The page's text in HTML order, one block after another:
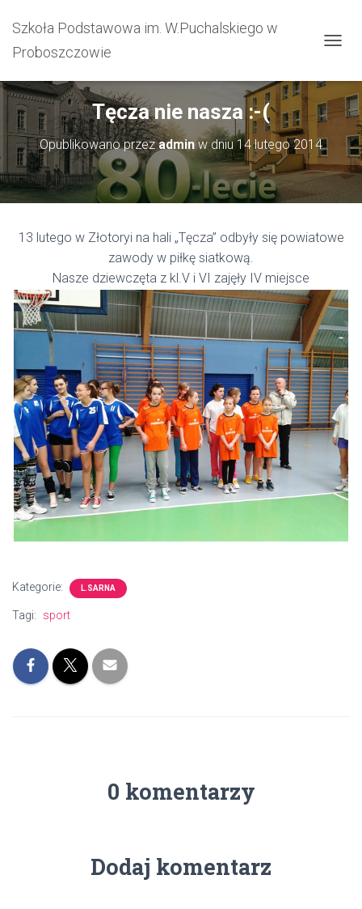
Szkoła Podstawowa im. W.Puchalskiego w
Proboszczowie
Tęcza nie nasza :-(
Opublikowano przezadminw dniu14 lutego 2014
13 lutego w Złotoryi na hali „Tęcza” odbyły się powiatowe
zawody w piłkę siatkową.
Nasze dziewczęta z kl.V i VI zajęły IV miejsce
Kategorie: L.SARNA
Tagi: sport
0 komentarzy
Dodaj komentarz